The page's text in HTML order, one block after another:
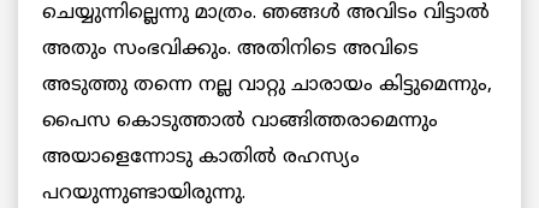
ചെയ്യുന്നില്ലെന്നു മാത്രം. ഞങ്ങള്‍ അവിടം വിട്ടാല്‍
അതും സംഭവിക്കും. അതിനിടെ അവിടെ
അടുത്തു തന്നെ നല്ല വാറ്റു ചാരായം കിട്ടുമെന്നും,
പൈസ കൊടുത്താൽ ‍വാങ്ങിത്തരാമെന്നും
അയാളെന്നോടു കാതില്‍ രഹസ്യം
പറയുന്നുണ്ടായിരുന്നു.